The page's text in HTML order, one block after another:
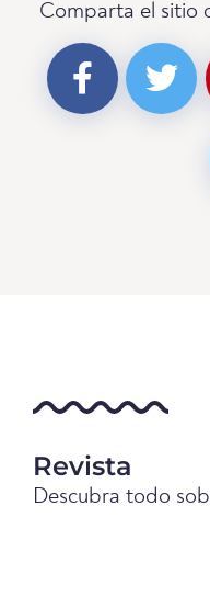
Comparta el sitio
Revista
Descubra todo